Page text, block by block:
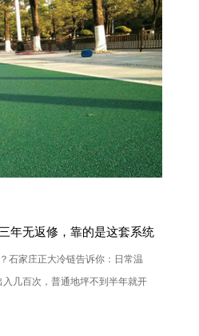
年无返修，靠的是这套系统
石家庄正大冷链告诉你：日常温
几百次，普通地坪不到半年就开